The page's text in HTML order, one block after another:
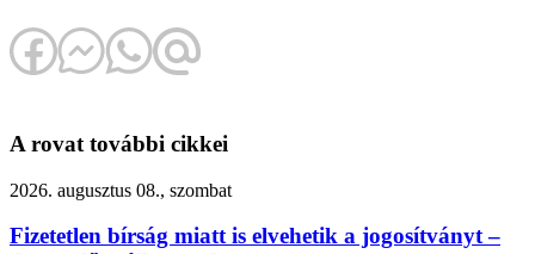
A rovat további cikkei
2026. augusztus 08., szombat
Fizetetlen bírság miatt is elvehetik a jogosítványt –